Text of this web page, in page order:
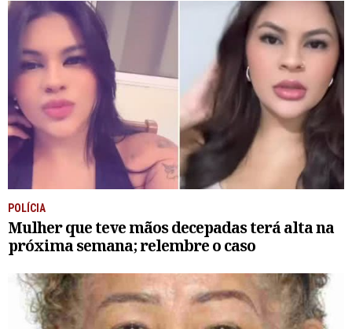
POLÍCIA
Mulher que teve mãos decepadas terá alta na
próxima semana; relembre o caso